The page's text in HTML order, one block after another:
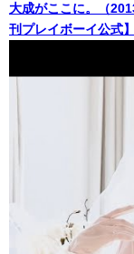
大成がここに。（
刊プレイボーイ公式